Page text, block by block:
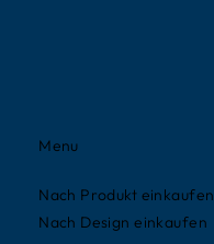
Menu
Nach Produkt einkaufen
Nach Design einkaufen